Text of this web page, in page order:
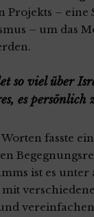
Projekts – eine
– um das
so viel über
es persönlich
fasste
ist es
mit